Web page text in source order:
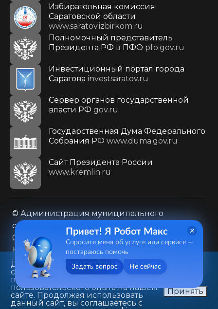
Избирательная комиссия
Саратовской области
www.saratov.izbirkom.ru
Полномочный представитель
Президента РФ в ПФО pfo.gov.ru
Инвестиционный портал города
Саратова investsaratov.ru
Сервер органов государственной
власти РФ gov.ru
Государственная Дума Федерального
Собрания РФ www.duma.gov.ru
Cайт Президента России
www.kremlin.ru
© Администрация муниципального
образования городского округа «Город
Саратов»
Контакты
Карта сайта
Политика в отношении обработки
персональных данных
410031, г. Саратов, ул. Первомайская, д. 78
+7(8452)26-02-49
Данный веб-сайт использует
cookie-файлы в целях
предоставления вам лучшего
пользовательского опыта на нашем
сайте. Продолжая использовать
данный сайт, вы соглашаетесь с
Принять
Привет! Я Робот Макс
Спросите меня об услуге или сервисе —
постараюсь помочь
Задать вопрос Не сейчас